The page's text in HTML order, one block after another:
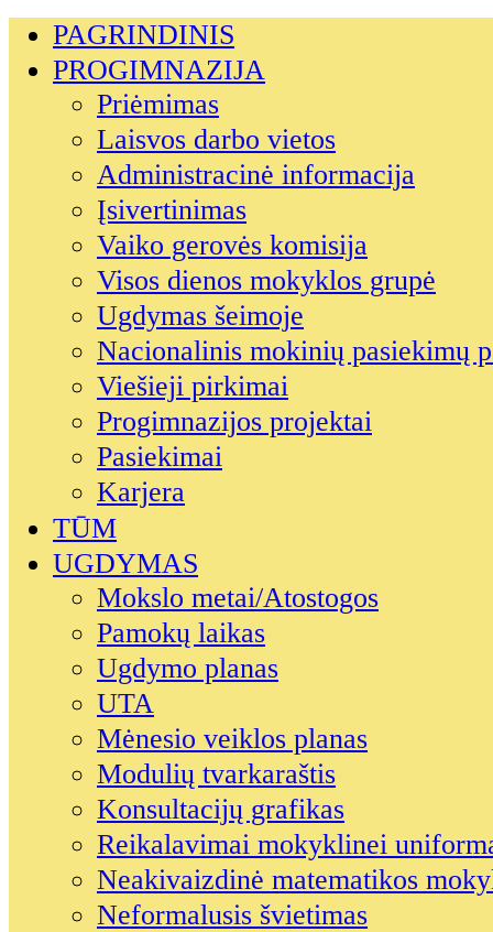
PAGRINDINIS
PROGIMNAZIJA
Priėmimas
Laisvos darbo vietos
Administracinė informacija
Įsivertinimas
Vaiko gerovės komisija
Visos dienos mokyklos grupė
Ugdymas šeimoje
Nacionalinis mokinių pasiekimų
Viešieji pirkimai
Progimnazijos projektai
Pasiekimai
Karjera
TŪM
UGDYMAS
Mokslo metai/Atostogos
Pamokų laikas
Ugdymo planas
UTA
Mėnesio veiklos planas
Modulių tvarkaraštis
Konsultacijų grafikas
Reikalavimai mokyklinei
Neakivaizdinė matematikos
Neformalusis švietimas